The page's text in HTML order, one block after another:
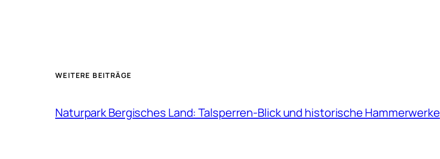
WEITERE BEITRÄGE
Naturpark Bergisches Land: Talsperren-Blick und historische Hammerwerke